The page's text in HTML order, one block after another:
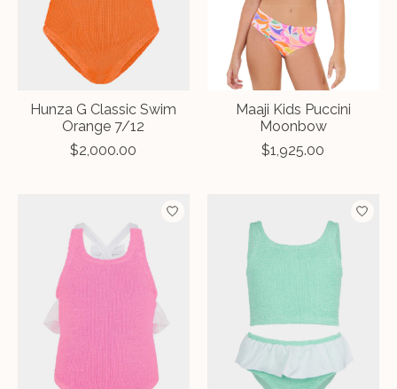
Hunza G Classic Swim
Orange 7/12
$2,000.00
Maaji Kids Puccini
Moonbow
$1,925.00